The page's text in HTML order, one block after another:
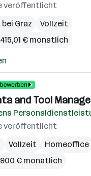
veröffentlicht
Graz
Vollzeit
€ monatlich
and Tool
veröffentlicht
Vollzeit
Homeoffice
€ monatlich